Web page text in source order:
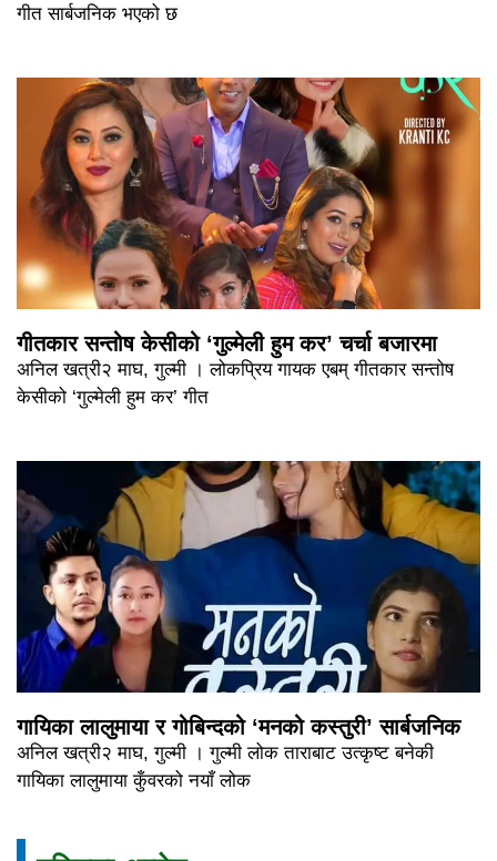
गीत सार्बजनिक भएको छ
गीतकार सन्तोष केसीको ‘गुल्मेली हुम कर’ चर्चा बजारमा
अनिल खत्री२ माघ, गुल्मी । लोकप्रिय गायक एबम् गीतकार सन्तोष
केसीको ‘गुल्मेली हुम कर’ गीत
गायिका लालुमाया र गोबिन्दको ‘मनको कस्तुरी’ सार्बजनिक
अनिल खत्री२ माघ, गुल्मी । गुल्मी लोक ताराबाट उत्कृष्ट बनेकी
गायिका लालुमाया कुँवरको नयाँ लोक